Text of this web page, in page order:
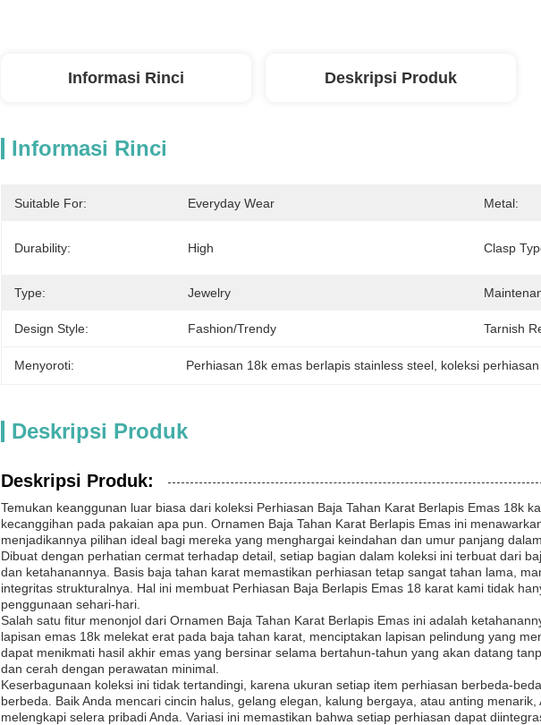
Informasi Rinci Deskripsi Produk
Informasi Rinci
Suitable For: Everyday Wear Metal:
Durability: High Clasp
Type: Jewelry
Design Style: Fashion/Trendy Tarnish
Menyoroti: Perhiasan 18k emas berlapis stainless steel koleksi
Deskripsi Produk
Deskripsi Produk:
Temukan keanggunan luar biasa dari koleksi Perhiasan Baja Tahan Karat Berlapis Emas 18k
kecanggihan pada pakaian apa pun. Ornamen Baja Tahan Karat Berlapis Emas ini
menjadikannya pilihan ideal bagi mereka yang menghargai keindahan dan umur panjang
Dibuat dengan perhatian cermat terhadap detail, setiap bagian dalam koleksi ini terbuat dari
dan ketahanannya. Basis baja tahan karat memastikan perhiasan tetap sangat tahan lama,
integritas strukturalnya. Hal ini membuat Perhiasan Baja Berlapis Emas 18 karat kami tidak
penggunaan sehari-hari.
Salah satu fitur menonjol dari Ornamen Baja Tahan Karat Berlapis Emas ini adalah
lapisan emas 18k melekat erat pada baja tahan karat, menciptakan lapisan pelindung yang
dapat menikmati hasil akhir emas yang bersinar selama bertahun-tahun yang akan datang
dan cerah dengan perawatan minimal.
Keserbagunaan koleksi ini tidak tertandingi, karena ukuran setiap item perhiasan berbeda-
berbeda. Baik Anda mencari cincin halus, gelang elegan, kalung bergaya, atau anting
melengkapi selera pribadi Anda. Variasi ini memastikan bahwa setiap perhiasan dapat